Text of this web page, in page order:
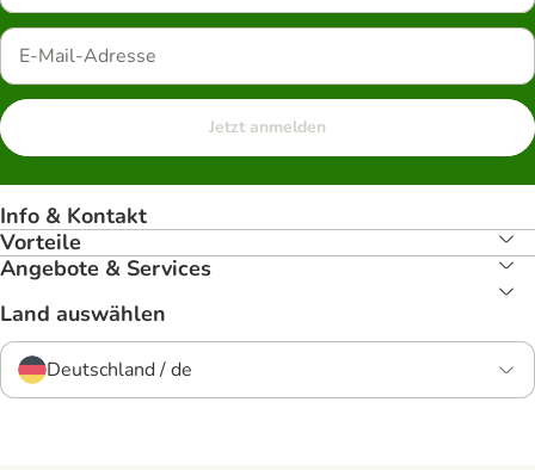
Jetzt anmelden
Info & Kontakt
Vorteile
Angebote & Services
Land auswählen
Deutschland / de